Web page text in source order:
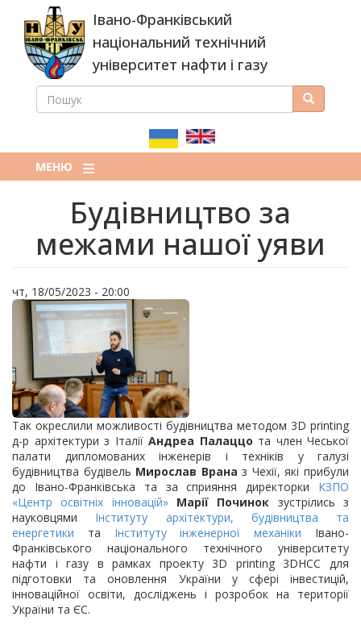
основного
вмісту
Івано-Франківський
національний технічний
університет нафти і газу
ПОШУКОВА
ПОШУК Пошук
МЕНЮ
Будівництво за
межами нашої уяви
чт, 18/05/2023 - 20:00
Так окреслили можливості будівництва методом 3D printing
д-р архітектури з Італії Андреа Палаццо та член Чеської
палати дипломованих інженерів і техніків у галузі
будівництва будівель Мирослав Врана з Чехії, які прибули
до Івано-Франківська та за сприяння директорки КЗПО
«Центр освітніх інновацій» Марії Починок зустрілись з
науковцями Інституту архітектури, будівництва та
енергетики та Інституту інженерної механіки Івано-
Франківського національного технічного університету
нафти і газу в рамках проекту 3D printing 3DHCC для
підготовки та оновлення України у сфері інвестицій,
інноваційної освіти, досліджень і розробок на території
України та ЄС.